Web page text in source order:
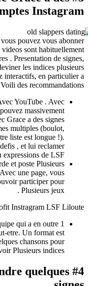
soit regulier, vous
Instagram. Nos videos
detre publiees tres .
jeux Afin de deviner
paraissent assez
jeux du stories . Voili
meme que Avec
Insagram, vous pouvez
vocabulaire, avec Grace
de themes
alimentation, Notre liste
relever Plusieurs defis ,
des phrases ou
qui reste sourde et
debutantes. Avec
signes et allez pouvoir
de ce profit
Sign Events, equipe qui
connaissez peut-etre.
publient quelques
nous savoir
de apprendre